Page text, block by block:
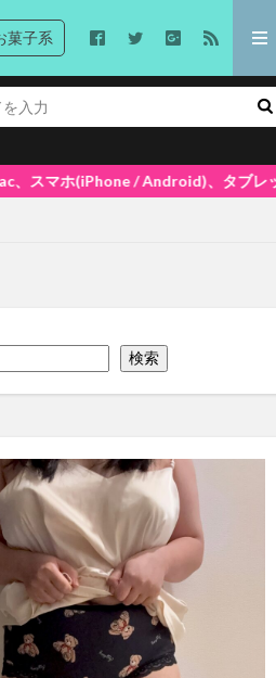
菓子系
、タブレットで再生できます!
検索